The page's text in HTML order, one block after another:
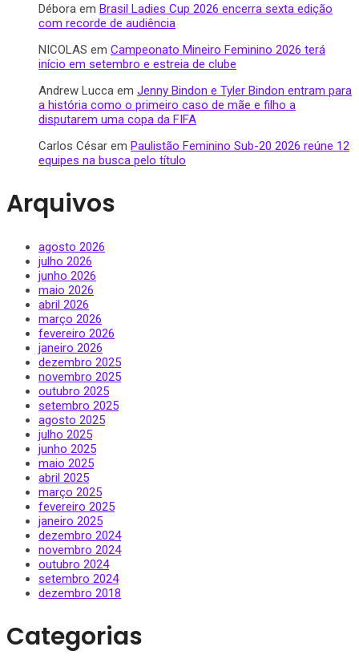
Débora em Brasil Ladies Cup 2026 encerra sexta edição
com recorde de audiência
NICOLAS em Campeonato Mineiro Feminino 2026 terá
início em setembro e estreia de clube
Andrew Lucca em Jenny Bindon e Tyler Bindon entram para
a história como o primeiro caso de mãe e filho a
disputarem uma copa da FIFA
Carlos César em Paulistão Feminino Sub-20 2026 reúne 12
equipes na busca pelo título
Arquivos
agosto 2026
julho 2026
junho 2026
maio 2026
abril 2026
março 2026
fevereiro 2026
janeiro 2026
dezembro 2025
novembro 2025
outubro 2025
setembro 2025
agosto 2025
julho 2025
junho 2025
maio 2025
abril 2025
março 2025
fevereiro 2025
janeiro 2025
dezembro 2024
novembro 2024
outubro 2024
setembro 2024
dezembro 2018
Categorias